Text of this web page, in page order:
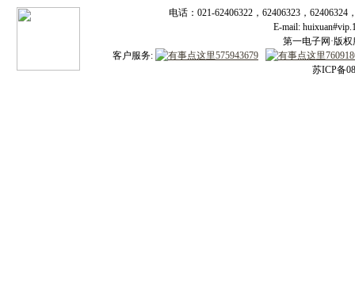
电话：021-62406322，62406323，
E-mail:
第一电子网·版权
客户服务:
苏ICP备